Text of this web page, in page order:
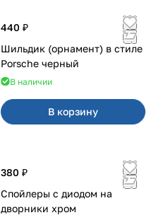
440 ₽
Шильдик (орнамент) в стиле
Porsche черный
В наличии
В корзину
380 ₽
Спойлеры с диодом на
дворники хром